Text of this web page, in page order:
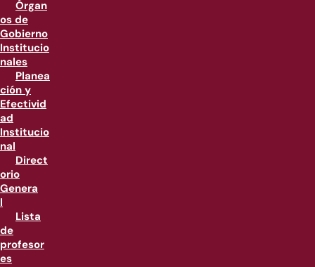
Órgan
os de
Gobierno
Institucio
nales
Planea
ción y
Efectivid
ad
Institucio
nal
Direct
orio
Genera
l
Lista
de
profesor
es